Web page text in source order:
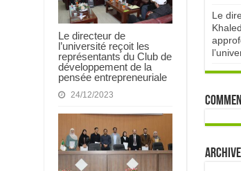
Le directeur de
l’université reçoit les
représentants du Club de
développement de la
pensée entrepreneuriale
24/12/2023
Le